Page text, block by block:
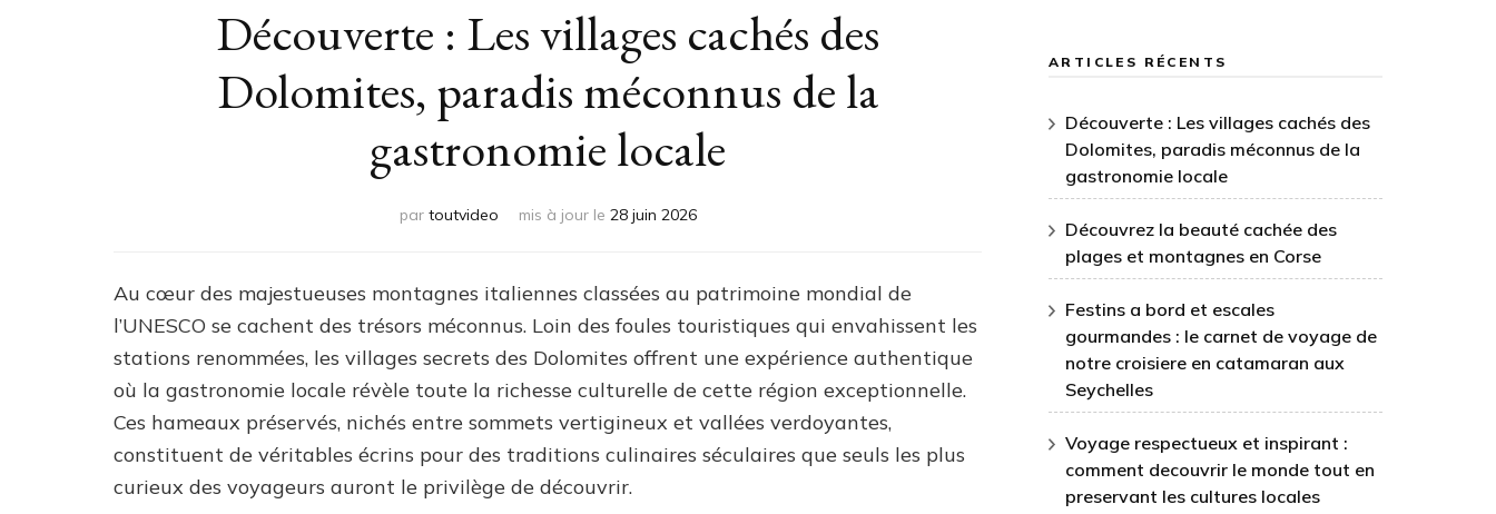
Découverte : Les villages cachés des
Dolomites, paradis méconnus de la
gastronomie locale
par toutvideo mis à jour le 28 juin 2026
Au cœur des majestueuses montagnes italiennes classées au patrimoine mondial de
l’UNESCO se cachent des trésors méconnus. Loin des foules touristiques qui envahissent les
stations renommées, les villages secrets des Dolomites offrent une expérience authentique
où la gastronomie locale révèle toute la richesse culturelle de cette région exceptionnelle.
Ces hameaux préservés, nichés entre sommets vertigineux et vallées verdoyantes,
constituent de véritables écrins pour des traditions culinaires séculaires que seuls les plus
curieux des voyageurs auront le privilège de découvrir.
ARTICLES RÉCENTS
Découverte : Les villages cachés des
Dolomites, paradis méconnus de la
gastronomie locale
Découvrez la beauté cachée des
plages et montagnes en Corse
Festins a bord et escales
gourmandes : le carnet de voyage de
notre croisiere en catamaran aux
Seychelles
Voyage respectueux et inspirant :
comment decouvrir le monde tout en
preservant les cultures locales